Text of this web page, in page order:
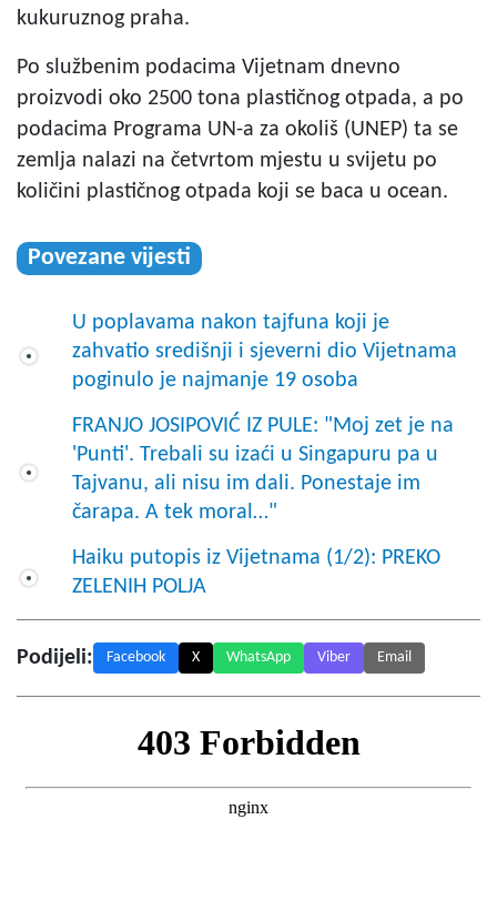
kukuruznog praha.
Po službenim podacima Vijetnam dnevno
proizvodi oko 2500 tona plastičnog otpada, a po
podacima Programa UN-a za okoliš (UNEP) ta se
zemlja nalazi na četvrtom mjestu u svijetu po
količini plastičnog otpada koji se baca u ocean.
Povezane vijesti
U poplavama nakon tajfuna koji je
zahvatio središnji i sjeverni dio Vijetnama
poginulo je najmanje 19 osoba
FRANJO JOSIPOVIĆ IZ PULE: "Moj zet je na
'Punti'. Trebali su izaći u Singapuru pa u
Tajvanu, ali nisu im dali. Ponestaje im
čarapa. A tek moral…"
Haiku putopis iz Vijetnama (1/2): PREKO
ZELENIH POLJA
Podijeli: Facebook X WhatsApp Viber Email